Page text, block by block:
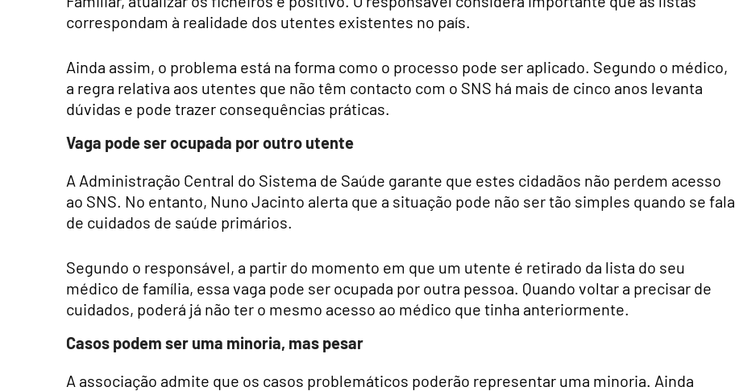
correspondam à realidade dos utentes existentes no país.
Ainda assim, o problema está na forma como o processo pode ser aplicado. Segundo o médico,
a regra relativa aos utentes que não têm contacto com o SNS há mais de cinco anos levanta
dúvidas e pode trazer consequências práticas.
Vaga pode ser ocupada por outro utente
A Administração Central do Sistema de Saúde garante que estes cidadãos não perdem acesso
ao SNS. No entanto, Nuno Jacinto alerta que a situação pode não ser tão simples quando se fala
de cuidados de saúde primários.
Segundo o responsável, a partir do momento em que um utente é retirado da lista do seu
médico de família, essa vaga pode ser ocupada por outra pessoa. Quando voltar a precisar de
cuidados, poderá já não ter o mesmo acesso ao médico que tinha anteriormente.
Casos podem ser uma minoria, mas pesar
A associação admite que os casos problemáticos poderão representar uma minoria. Ainda